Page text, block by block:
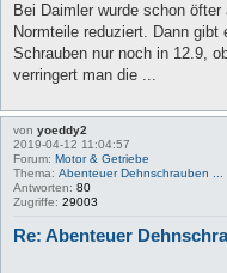
Bei Daimler wurde schon
Normteile reduziert. Dann
Schrauben nur noch in 12.9,
verringert man die ...
von yoeddy2
2019-04-12 11:04:57
Forum: Motor & Getriebe
Thema: Abenteuer Dehnschrauben ...
Antworten: 80
Zugriffe: 29003
Re: Abenteuer